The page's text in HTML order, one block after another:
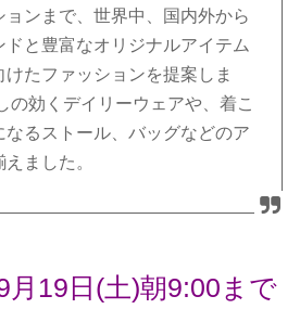
ンまで、世界中、国内外から
と豊富なオリジナルアイテム
たファッションを提案しま
の効くデイリーウェアや、着こ
なるストール、バッグなどのア
ました。
月19日(土)朝9:00まで